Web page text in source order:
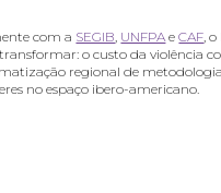
com a SEGIB UNFPA eCAF ,
o custo da violência
regional de
no espaço ibero-americano.